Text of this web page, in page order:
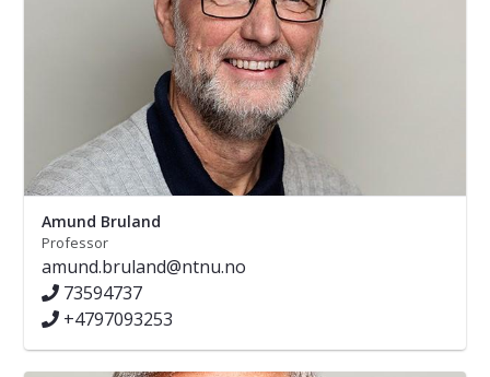
Amund Bruland
Professor
amund.bruland@ntnu.no
73594737
+4797093253